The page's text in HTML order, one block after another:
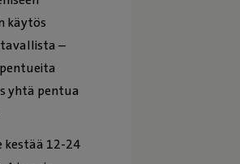
käytös
–
yhtä pentua
kestää 12-24